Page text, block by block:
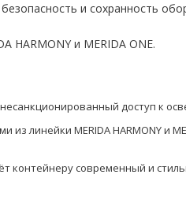
и сохранность
HARMONY и MERIDA ONE.
доступ к
линейки MERIDA HARMONY и
контейнеру современный и